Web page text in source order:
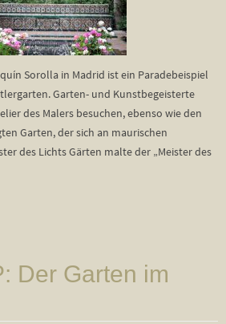
Sorolla in Madrid ist ein Paradebeispiel
Garten- und Kunstbegeisterte
des Malers besuchen, ebenso wie den
Garten, der sich an maurischen
des Lichts Gärten malte der „Meister des
Der Garten im